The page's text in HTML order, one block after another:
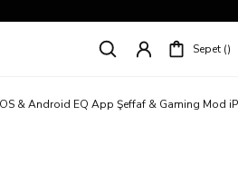
Sepet
& Android EQ App Şeffaf & Gaming Mod